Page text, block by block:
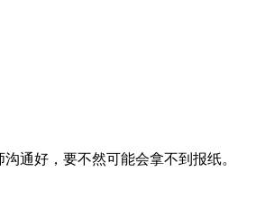
通好，要不然可能会拿不到报纸。